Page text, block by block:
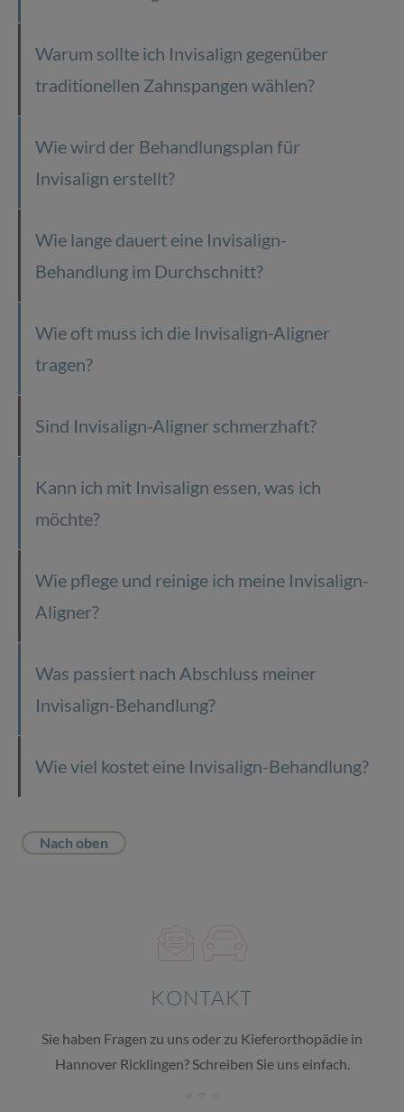
Warum sollte ich Invisalign gegenüber
traditionellen Zahnspangen wählen?
Wie wird der Behandlungsplan für
Invisalign erstellt?
Wie lange dauert eine Invisalign-
Behandlung im Durchschnitt?
Wie oft muss ich die Invisalign-Aligner
tragen?
Sind Invisalign-Aligner schmerzhaft?
Kann ich mit Invisalign essen, was ich
möchte?
Wie pflege und reinige ich meine Invisalign-
Aligner?
Was passiert nach Abschluss meiner
Invisalign-Behandlung?
Wie viel kostet eine Invisalign-Behandlung?
Nach oben
KONTAKT
Sie haben Fragen zu uns oder zu Kieferorthopädie in
Hannover Ricklingen? Schreiben Sie uns einfach.